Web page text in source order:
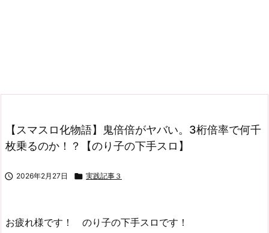
【スマスロ化物語】鬼倍倍がヤバい。3桁倍率で何千
枚乗るのか！？【のり子の下手スロ】
 2026年2月27日  実践記事３
お疲れ様です！ のり子の下手スロです！